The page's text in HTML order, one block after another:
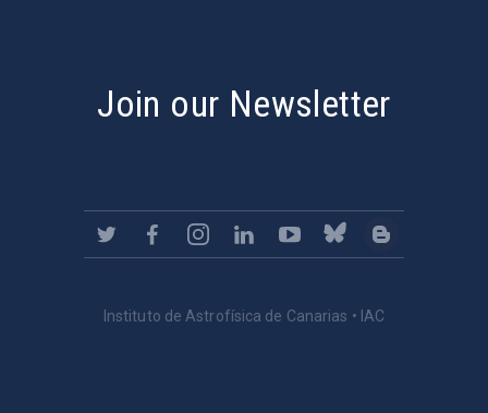
Join our Newsletter
Instituto de Astrofísica de Canarias • IAC